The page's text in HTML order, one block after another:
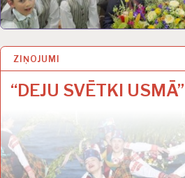
ZIŅOJUMI
“DEJU SVĒTKI USMĀ”
17 JŪL 2023